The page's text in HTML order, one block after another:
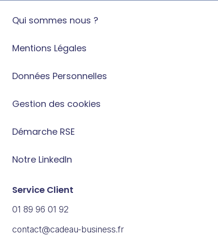
Qui sommes nous ?
Mentions Légales
Données Personnelles
Gestion des cookies
Démarche RSE
Notre LinkedIn
Service Client
01 89 96 01 92
contact@cadeau-business.fr